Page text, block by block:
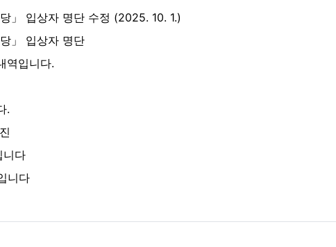
」 입상자 명단 수정 (2025. 10. 1.)
」 입상자 명단
역입니다.
.
니다
니다